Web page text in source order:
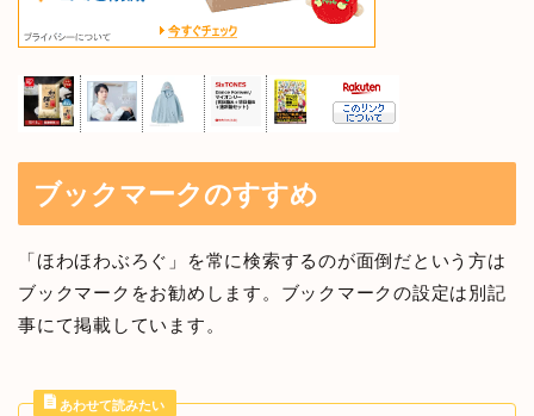
ブックマークのすすめ
「ほわほわぶろぐ」を常に検索するのが面倒だという方は
ブックマークをお勧めします。ブックマークの設定は別記
事にて掲載しています。